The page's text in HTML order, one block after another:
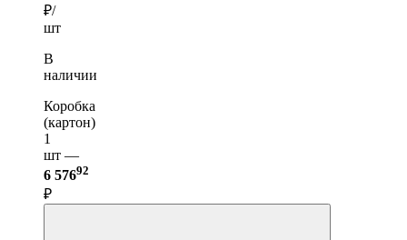
₽/
шт
В
наличии
Коробка
(картон)
1
шт —
6 57692
₽